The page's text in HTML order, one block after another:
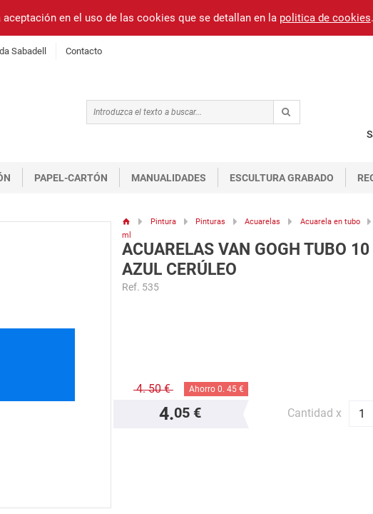
en el uso de las cookies que se detallan en la politica de cookies.
Sabadell Contacto
PAPEL-CARTÓN MANUALIDADES ESCULTURA GRABADO
Pintura Pinturas Acuarelas Acuarela en tubo
ml
ACUARELAS VAN GOGH TUBO
AZUL CERÚLEO
Ref. 535
4.50 € Ahorro 0. 45 €
4.05 € Cantidad x